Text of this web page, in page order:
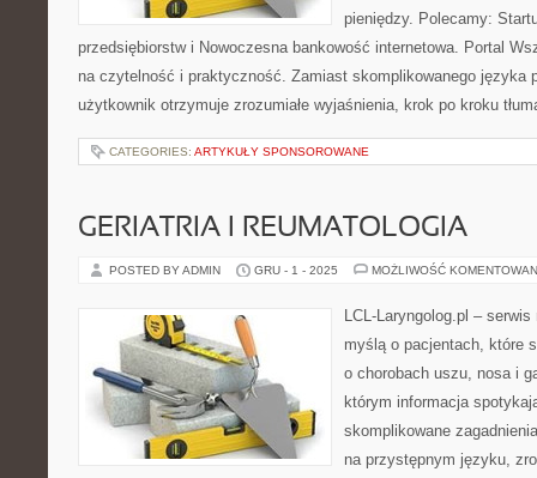
pieniędzy. Polecamy:
przedsiębiorstw i Nowoczesna bankowość internetowa. Portal
na czytelność i praktyczność. Zamiast skomplikowanego języka
użytkownik otrzymuje zrozumiałe wyjaśnienia, krok po kroku
CATEGORIES: ARTYKUŁY SPONSOROWANE
GERIATRIA I REUMATOLOGIA
POSTED BY ADMIN GRU - 1 - 2025 MOŻLIWOŚĆ
LCL-Laryngolog.pl –
myślą o pacjentach, które
o chorobach uszu, nosa i
którym informacja
skomplikowane
na przystępnym języku,